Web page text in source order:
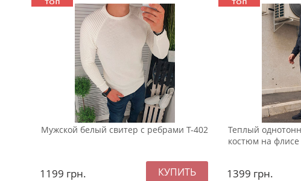
Мужской белый свитер с ребрами Т-402
1199 грн.
Теплый
костюм на
1399 грн.